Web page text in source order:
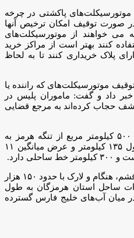
موتورسیکلت‌های پاکشتی در چرخه
صورت توقیف امکان ترخیص آنها
می خواهند از موتور‌سیکلت‌های
کنند بهتر است از مراکز خرید
پلاک خریداری کنند تا به لحاظ
موتورسیکلت‌های که راننده یا
داد و گفت: ماموران پلیس در
حجاب کرده‌اند به مرجع قضایی
جزیره قشم با وسعت یک هزار و ۵۰۰ کیلومتر مربع از تنگه هرمز به
موازات ساحل جنوبی ایران به طول ۱۳۵ کیلومتر و عرض میانگین ۱۱
دارد.
شهرستان قشم شامل جزیره‌‌های قشم، هنگام و لارک با حدود ۱۵۰ هزار
ساحل استان هرمزگان به طول
۱۱ کیلومتر در میان آب‌های خلیج فارس گسترده